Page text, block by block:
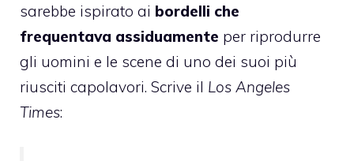
sarebbe ispirato ai bordelli che
frequentava assiduamente per riprodurre
gli uomini e le scene di uno dei suoi più
riusciti capolavori. Scrive il Los Angeles
Times: